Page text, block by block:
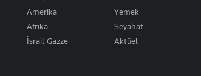
Amerika
Afrika
İsrail-Gazze
Yemek
Seyahat
Aktüel